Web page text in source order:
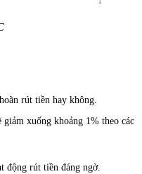
rút tiền hay không.
xuống khoảng 1% theo các
động rút tiền đáng ngờ.